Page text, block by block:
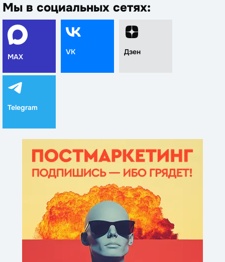
Мы в социальных сетях:
MAX
VK Дзен
Telegram